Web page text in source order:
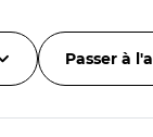
Passer à